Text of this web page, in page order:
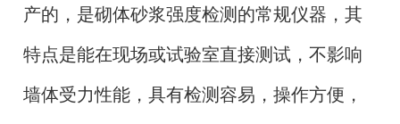
产的，是砌体砂浆强度检测的常规仪器，其
特点是能在现场或试验室直接测试，不影响
墙体受力性能，具有检测容易，操作方便，